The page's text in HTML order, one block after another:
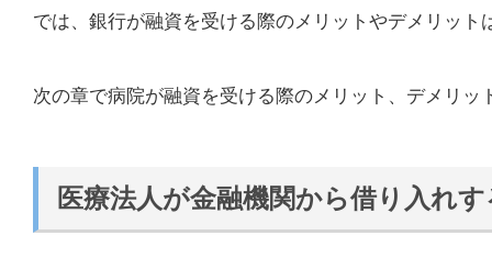
では、銀行が融資を受ける際のメリットやデメリッ
次の章で病院が融資を受ける際のメリット、デメリッ
医療法人が金融機関から借り入れ